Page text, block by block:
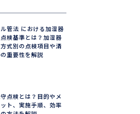
管法 における加湿器
検基準とは？加湿器
式別の点検項目や清
重要性を解説
点検とは？目的やメ
ット、実施手順、効率